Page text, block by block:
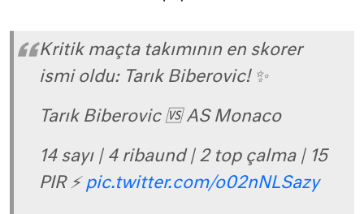
Kritik maçta takımının en skorer
ismi oldu: Tarık Biberovic! ✨
Tarık Biberovic 🆚 AS Monaco
14 sayı | 4 ribaund | 2 top çalma | 15
PIR ⚡ pic.twitter.com/o02nNLSazy